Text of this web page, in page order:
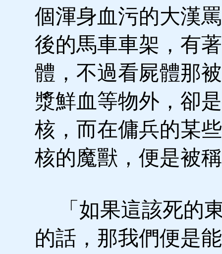
個渾身血污的大漢
後的馬車車架，有
體，不過看屍體那
漿鮮血等物外，卻
核，而在傭兵的某
核的魔獸，便是被
「如果這該死的
的話，那我們便是